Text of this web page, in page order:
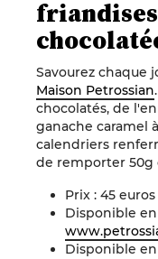
Savourez chaque
Maison Petrossian
chocolatés, de
ganache caramel
calendriers
de remporter 50g
Prix : 45 euros
Disponible
Disponible en